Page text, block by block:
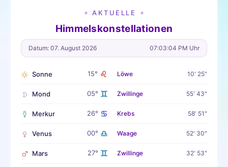
✦ AKTUELLE ✦
Himmelskonstellationen
Datum: 07. August 2026 07:03:05 PM Uhr
Sonne 15° ♌ Löwe 10' 25"
Mond 05° ♊ Zwillinge 55' 43"
Merkur 26° ♋ Krebs 58' 51"
Venus 00° ♎ Waage 52' 30"
Mars 27° ♊ Zwillinge 32' 53"